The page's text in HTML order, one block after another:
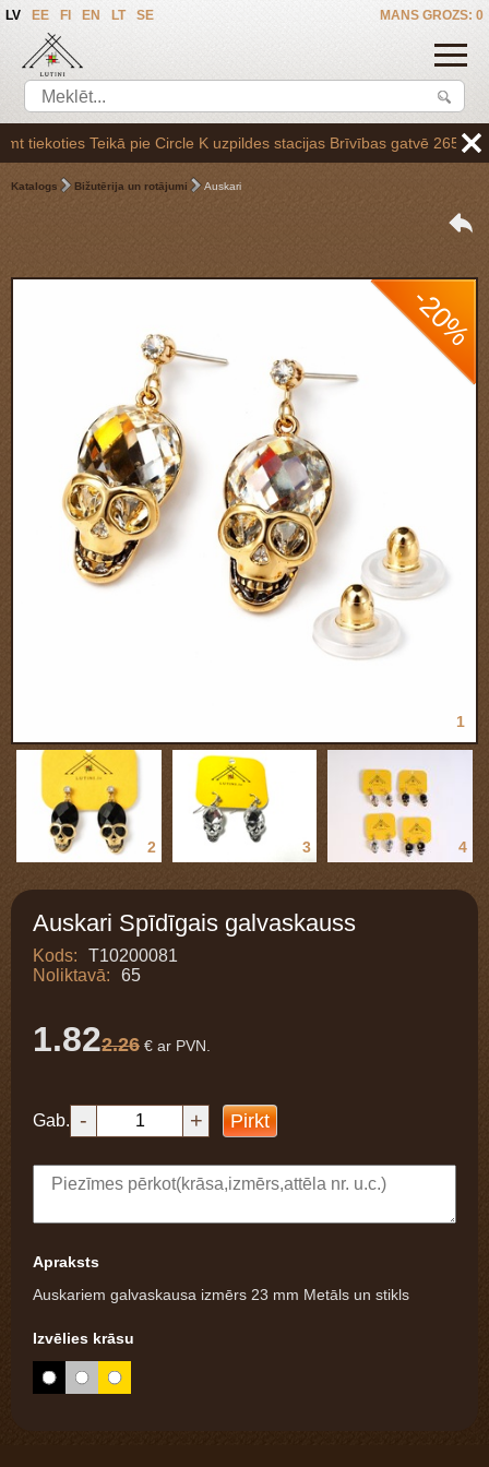
MANS GROZS: 0
LV EE FI EN LT SE
Teikā pie Circle K uzpildes stacijas Brīvības gatvē 265,vai
Katalogs Bižutērija un rotājumi Auskari
1
-20%
2 3 4
Auskari Spīdīgais galvaskauss
Kods:
T10200081
Noliktavā:
65
1.822.26 € ar PVN.
Gab. - + Pirkt
Apraksts
Auskariem galvaskausa izmērs 23 mm Metāls un stikls
Izvēlies krāsu